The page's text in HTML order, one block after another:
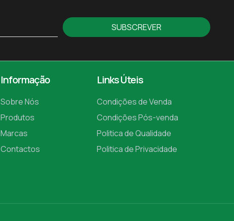
SUBSCREVER
Informação
Sobre Nós
Produtos
Marcas
Contactos
Links Úteis
Condições de Venda
Condições Pós-venda
Politica de Qualidade
Politica de Privacidade